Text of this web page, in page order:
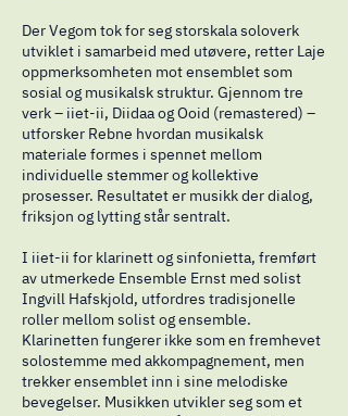
Der Vegom tok for seg storskala soloverk
utviklet i samarbeid med utøvere, retter Laje
oppmerksomheten mot ensemblet som
sosial og musikalsk struktur. Gjennom tre
verk – iiet-ii, Diidaa og Ooid (remastered) –
utforsker Rebne hvordan musikalsk
materiale formes i spennet mellom
individuelle stemmer og kollektive
prosesser. Resultatet er musikk der dialog,
friksjon og lytting står sentralt.
I iiet-ii for klarinett og sinfonietta, fremført
av utmerkede Ensemble Ernst med solist
Ingvill Hafskjold, utfordres tradisjonelle
roller mellom solist og ensemble.
Klarinetten fungerer ikke som en fremhevet
solostemme med akkompagnement, men
trekker ensemblet inn i sine melodiske
bevegelser. Musikken utvikler seg som et